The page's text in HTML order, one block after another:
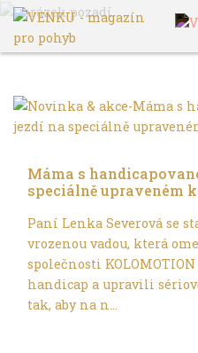
VENKUArchiv článků
Máma s
speciálně upraveném
Paní Lenka Severová se
vrozenou vadou, která
společnosti
handicap a upravili
tak, aby na n...